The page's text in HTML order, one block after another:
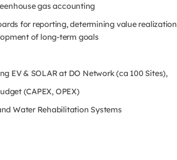
gas accounting
for reporting, determining value realization
of long-term goals
EV & SOLAR at DO Network (ca 100 Sites),
(CAPEX, OPEX)
Water Rehabilitation Systems